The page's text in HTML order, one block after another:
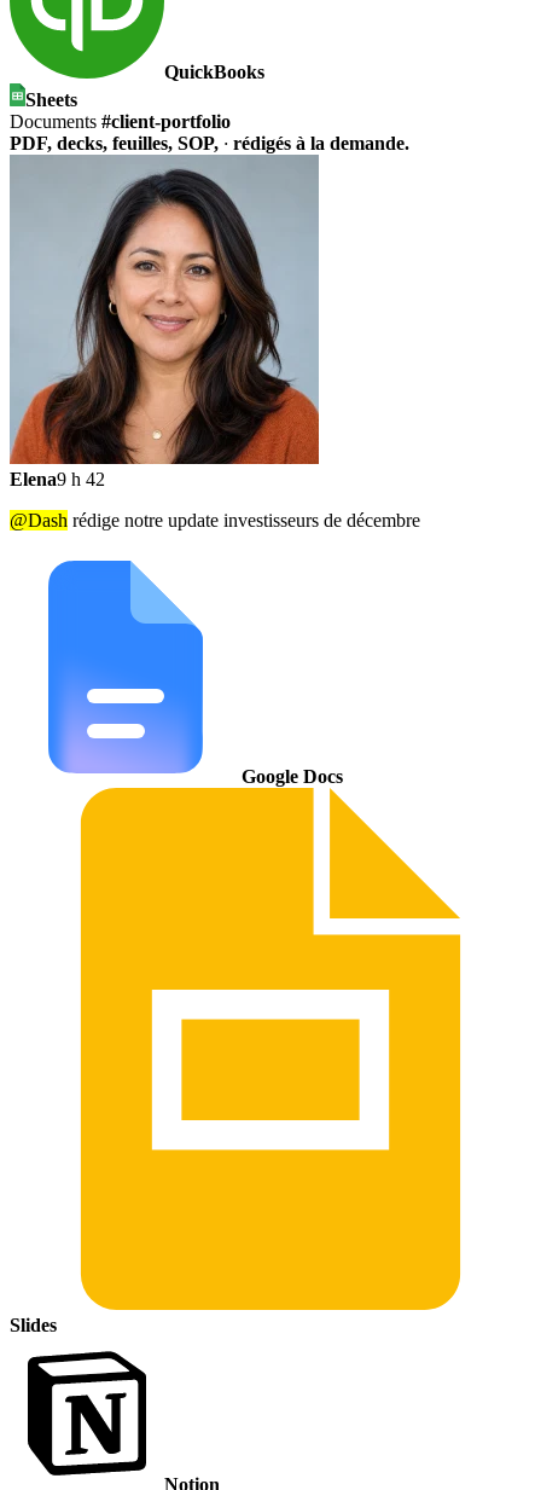
QuickBooks
Sheets
Documents #client-portfolio
PDF, decks, feuilles, SOP, · rédigés à la demande.
Elena9 h 42
@Dash rédige notre update investisseurs de décembre
Google Docs
Slides
Notion